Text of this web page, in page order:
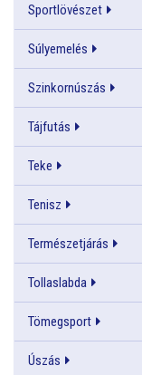
Sportlövészet
Súlyemelés
Szinkornúszás
Tájfutás
Teke
Tenisz
Természetjárás
Tollaslabda
Tömegsport
Úszás